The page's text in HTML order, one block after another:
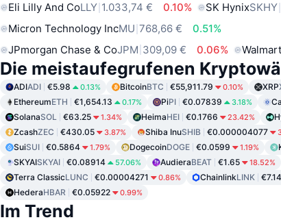
Eli Lilly And CoLLY 1.033,74 € 0.10% SK HynixSKHY
Micron Technology IncMU 768,66 €
0.51%
JPmorgan Chase & CoJPM 309,09 € 0.06%
Die meistaufegrufenen
ADIADI €5.98 0.13% BitcoinBTC €55,911.79 0.10% XRP
EthereumETH €1,654.13 0.17% PiPI €0.07839 3.18%
SolanaSOL €63.25 1.34% HeimaHEI €0.1766 23.42%
ZcashZEC €430.05 3.87% Shiba InuSHIB €0.000004077
SuiSUI €0.5864 1.79% DogecoinDOGE €0.0599 1.19%
SKYAISKYAI €0.08914 57.06% AudieraBEAT €1.65 18.52%
Terra ClassicLUNC €0.00004271 0.86% ChainlinkLINK €7.14
HederaHBAR €0.05922 0.99%
Im Trend